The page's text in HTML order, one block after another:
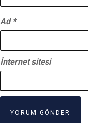
Ad *
İnternet sitesi